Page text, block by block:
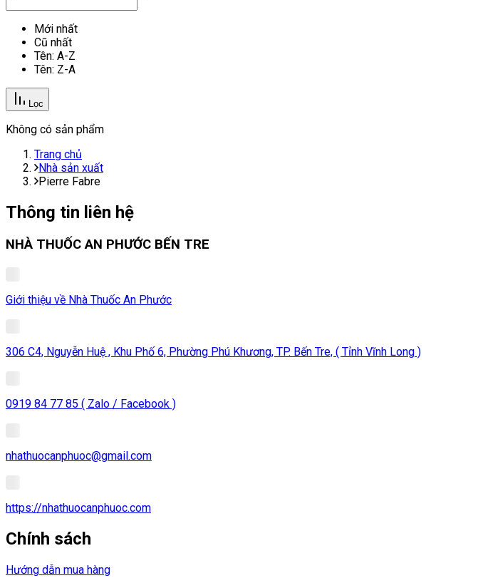
Mới nhất
Cũ nhất
Tên: A-Z
Tên: Z-A
Lọc
Không có sản phẩm
Trang chủ
Nhà sản xuất
Pierre Fabre
Thông tin liên hệ
NHÀ THUỐC AN PHƯỚC BẾN TRE
Giới thiệu về Nhà Thuốc An Phước
306 C4, Nguyễn Huệ , Khu Phố 6, Phường Phú Khương, TP. Bến Tre, ( Tỉnh Vĩnh Long )
0919 84 77 85 ( Zalo / Facebook )
nhathuocanphuoc@gmail.com
https://nhathuocanphuoc.com
Chính sách
Hướng dẫn mua hàng